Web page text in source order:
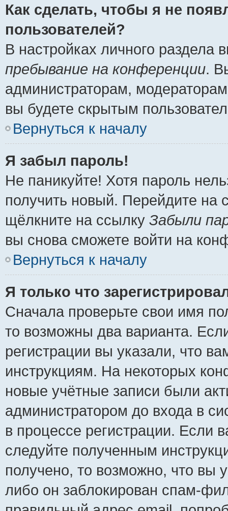
Как сделать, чтобы я не
пользователей?
В настройках личного
пребывание на конференции.
администраторам,
вы будете скрытым
Вернуться к началу
Я забыл пароль!
Не паникуйте! Хотя пароль
получить новый. Перейдите на
щёлкните на ссылку Забыли
вы снова сможете войти на
Вернуться к началу
Я только что
Сначала проверьте свои имя
то возможны два варианта.
регистрации вы указали, что
инструкциям. На некоторых
новые учётные записи были
администратором до входа в
в процессе регистрации.
следуйте полученным
получено, то возможно, что вы
либо он заблокирован спам-